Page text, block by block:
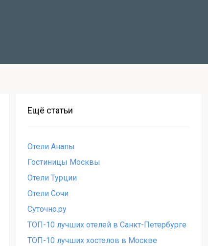
Ещё статьи
Отели Анапы
Гостиницы Москвы
Отели Турции
Отели Сочи
Суточно.ру
ТОП-10 лучших отелей в Санкт-Петербурге
ТОП-10 лучших хостелов в Москве